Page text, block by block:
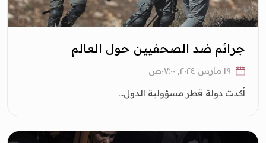
جرائم ضد الصحفيين حول العالم
١٩ مارس ٢٠٢٤, ٠٧:٠٠ص
أكدت دولة قطر مسؤولية الدول...